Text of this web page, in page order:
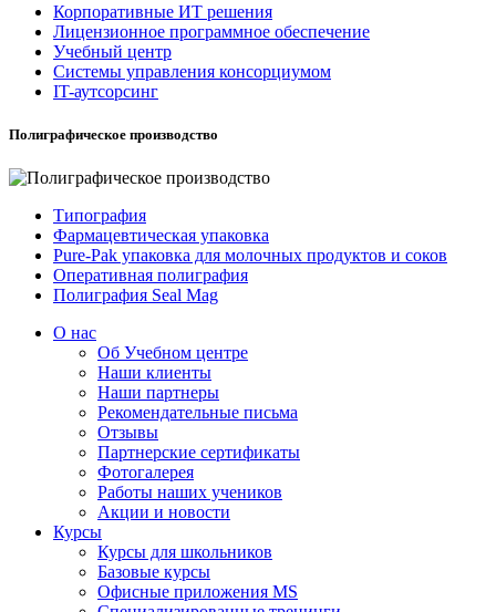
Корпоративные ИТ решения
Лицензионное программное обеспечение
Учебный центр
Системы управления консорциумом
IT-аутсорсинг
Полиграфическое производство
Типография
Фармацевтическая упаковка
Pure-Pak упаковка для молочных продуктов и соков
Оперативная полиграфия
Полиграфия Seal Mag
О нас
Об Учебном центре
Наши клиенты
Наши партнеры
Рекомендательные письма
Отзывы
Партнерские сертификаты
Фотогалерея
Работы наших учеников
Акции и новости
Курсы
Курсы для школьников
Базовые курсы
Офисные приложения MS